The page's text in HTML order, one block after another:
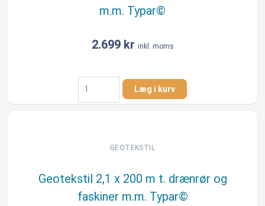
m.m. Typar©
2.699 kr inkl. moms
Geotekstil
x
og
faskiner
m.m.
Læg i kurv
GEOTEKSTIL
Geotekstil 2,1 x 200 m t. drænrør og
faskiner m.m. Typar©